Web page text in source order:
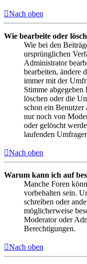
Nach oben
Wie bearbeite oder
Wie bei den
ursprünglichen
Administrator
bearbeiten, ändere
immer mit der
Stimme
löschen oder die
schon ein Benutzer
nur noch von
oder gelöscht
laufenden
Nach oben
Warum kann ich auf
Manche Foren
vorbehalten sein.
schreiben oder
möglicherweise
Moderator oder
Berechtigungen.
Nach oben